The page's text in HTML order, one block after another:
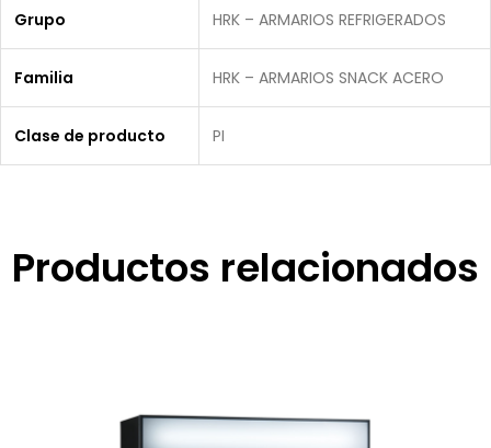
Grupo HRK – ARMARIOS REFRIGERADOS
Familia HRK – ARMARIOS SNACK ACERO
Clase de producto PI
Productos relacionados